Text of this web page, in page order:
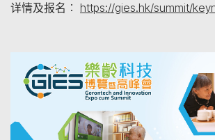
详情及报名︰ https://gies.hk/summit/